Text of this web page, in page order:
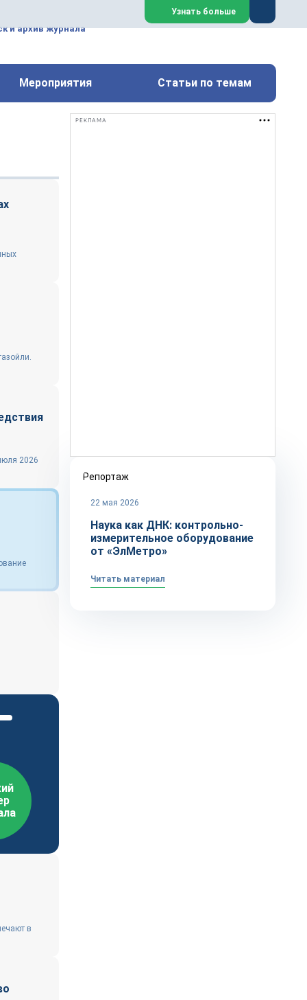
техническим обслуживанием
металлургических
Закрыть
Узнать больше
и архив журнала
Мероприятия Статьи по темам
2026
в
РЕКЛАМА
Репортаж
22 мая 2026
Наука как ДНК: контрольно-
измерительное оборудование
от «ЭлМетро»
Читать материал